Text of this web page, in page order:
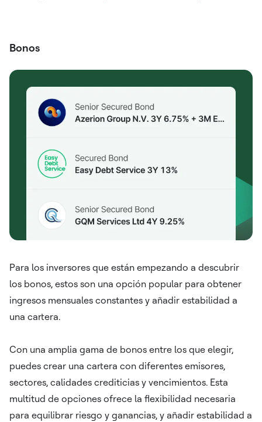
Bonos
Para los inversores que están empezando a descubrir
los bonos, estos son una opción popular para obtener
ingresos mensuales constantes y añadir estabilidad a
una cartera.
Con una amplia gama de bonos entre los que elegir,
puedes crear una cartera con diferentes emisores,
sectores, calidades crediticias y vencimientos. Esta
multitud de opciones ofrece la flexibilidad necesaria
para equilibrar riesgo y ganancias, y añadir estabilidad a